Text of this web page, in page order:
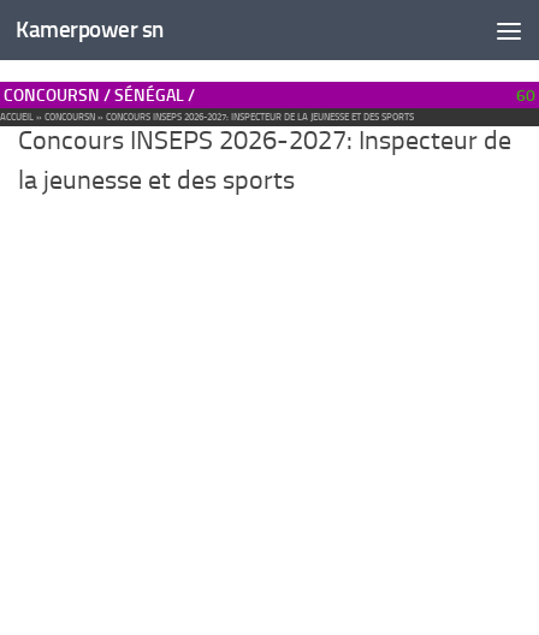
Kamerpower sn
CONCOURSN / SÉNÉGAL / 60
ACCUEIL » CONCOURSN » CONCOURS INSEPS 2026-2027: INSPECTEUR DE LA JEUNESSE ET DES SPORTS
Concours INSEPS 2026-2027: Inspecteur de
la jeunesse et des sports